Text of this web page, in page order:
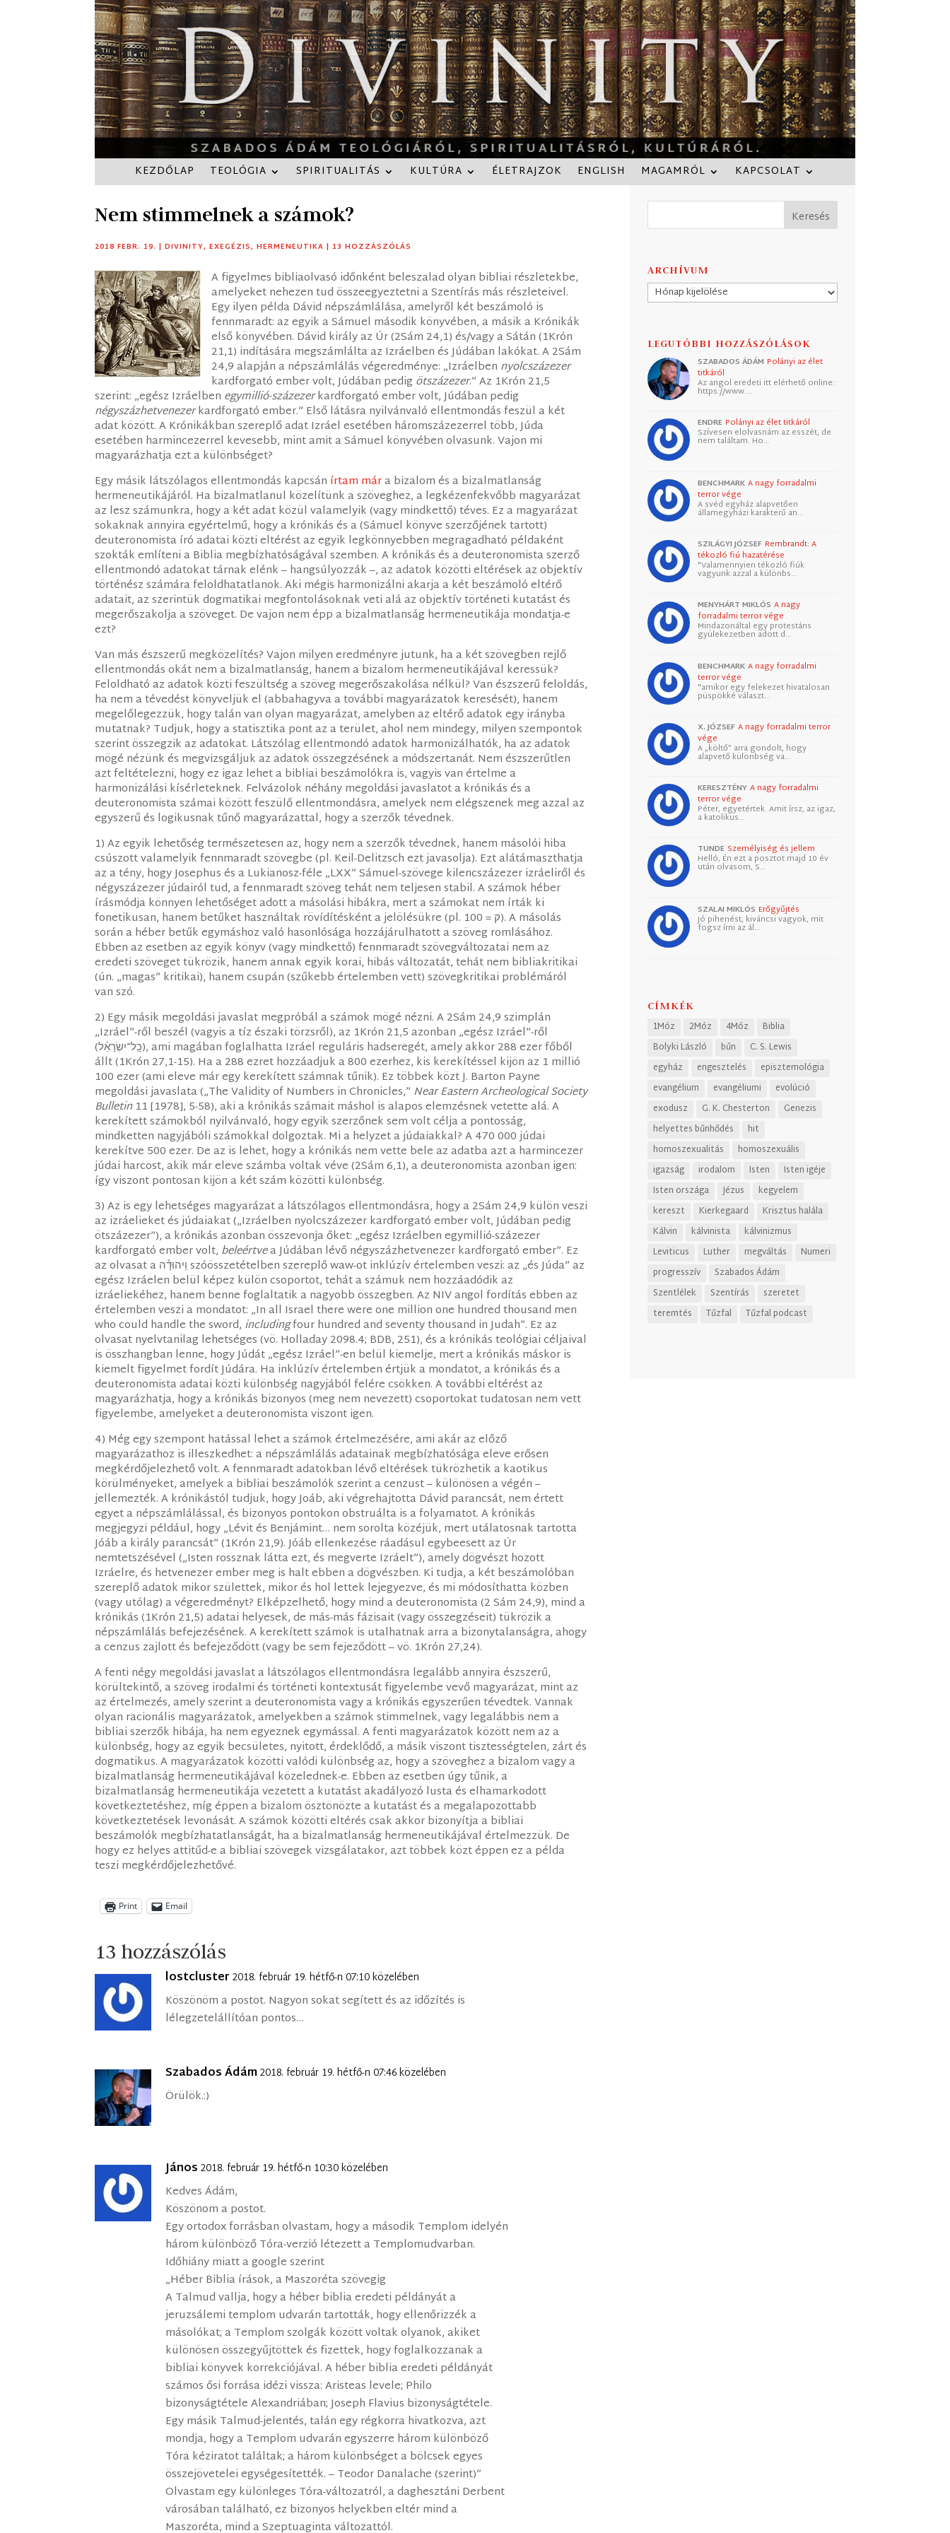
KEZDŐLAP TEOLÓGIA SPIRITUALITÁS KULTÚRA ÉLETRAJZOK ENGLISH MAGAMRÓL KAPCSOLAT
Nem stimmelnek a számok?
2018 FEBR. 19. |DIVINITY,EXEGÉZIS,HERMENEUTIKA | 13 HOZZÁSZÓLÁS
A figyelmes bibliaolvasó időnként beleszalad olyan bibliai részletekbe,
amelyeket nehezen tud összeegyeztetni a Szentírás más részleteivel.
Egy ilyen példa Dávid népszámlálása, amelyről két beszámoló is
fennmaradt: az egyik a Sámuel második könyvében, a másik a Krónikák
első könyvében. Dávid király az Úr (2Sám 24,1) és/vagy a Sátán (1Krón
21,1) indítására megszámlálta az Izráelben és Júdában lakókat. A 2Sám
24,9 alapján a népszámlálás végeredménye: „Izráelben nyolcszázezer
kardforgató ember volt, Júdában pedigötszázezer.” Az 1Krón 21,5
szerint: „egész Izráelben egymillió-százezerkardforgató ember volt, Júdában pedig
négyszázhetvenezerkardforgató ember.” Első látásra nyilvánvaló ellentmondás feszül a két
adat között. A Krónikákban szereplő adat Izráel esetében háromszázezerrel több, Júda
esetében harmincezerrel kevesebb, mint amit a Sámuel könyvében olvasunk. Vajon mi
magyarázhatja ezt a különbséget?
Egy másik látszólagos ellentmondás kapcsán írtam mára bizalom és a bizalmatlanság
hermeneutikájáról. Ha bizalmatlanul közelítünk a szöveghez, a legkézenfekvőbb magyarázat
az lesz számunkra, hogy a két adat közül valamelyik (vagy mindkettő) téves. Ez a magyarázat
sokaknak annyira egyértelmű, hogy a krónikás és a (Sámuel könyve szerzőjének tartott)
deuteronomista író adatai közti eltérést az egyik legkönnyebben megragadható példaként
szokták említeni a Biblia megbízhatóságával szemben. A krónikás és a deuteronomista szerző
ellentmondó adatokat tárnak elénk – hangsúlyozzák –, az adatok közötti eltérések az objektív
történész számára feloldhatatlanok. Aki mégis harmonizálni akarja a két beszámoló eltérő
adatait, az szerintük dogmatikai megfontolásoknak veti alá az objektív történeti kutatást és
megerőszakolja a szöveget. De vajon nem épp a bizalmatlanság hermeneutikája mondatja-e
ezt?
Van más észszerű megközelítés? Vajon milyen eredményre jutunk, ha a két szövegben rejlő
ellentmondás okát nem a bizalmatlanság, hanem a bizalom hermeneutikájával keressük?
Feloldható az adatok közti feszültség a szöveg megerőszakolása nélkül? Van észszerű feloldás,
ha nem a tévedést könyveljük el (abbahagyva a további magyarázatok keresését), hanem
megelőlegezzük, hogy talán van olyan magyarázat, amelyben az eltérő adatok egy irányba
mutatnak? Tudjuk, hogy a statisztika pont az a terület, ahol nem mindegy, milyen szempontok
szerint összegzik az adatokat. Látszólag ellentmondó adatok harmonizálhatók, ha az adatok
mögé nézünk és megvizsgáljuk az adatok összegzésének a módszertanát. Nem észszerűtlen
azt feltételezni, hogy ez igaz lehet a bibliai beszámolókra is, vagyis van értelme a
harmonizálási kísérleteknek. Felvázolok néhány megoldási javaslatot a krónikás és a
deuteronomista számai között feszülő ellentmondásra, amelyek nem elégszenek meg azzal az
egyszerű és logikusnak tűnő magyarázattal, hogy a szerzők tévednek.
1) Az egyik lehetőség természetesen az, hogy nem a szerzők tévednek, hanem másolói hiba
csúszott valamelyik fennmaradt szövegbe (pl. Keil-Delitzsch ezt javasolja). Ezt alátámaszthatja
az a tény, hogy Josephus és a Lukianosz-féle „LXX” Sámuel-szövege kilencszázezer izráeliről és
négyszázezer júdairól tud, a fennmaradt szöveg tehát nem teljesen stabil. A számok héber
írásmódja könnyen lehetőséget adott a másolási hibákra, mert a számokat nem írták ki
fonetikusan, hanem betűket használtak rövídítésként a jelölésükre (pl. 100 = ק). A másolás
során a héber betűk egymáshoz való hasonlósága hozzájárulhatott a szöveg romlásához.
Ebben az esetben az egyik könyv (vagy mindkettő) fennmaradt szövegváltozatai nem az
eredeti szöveget tükrözik, hanem annak egyik korai, hibás változatát, tehát nem bibliakritikai
(ún. „magas” kritikai), hanem csupán (szűkebb értelemben vett) szövegkritikai problémáról
van szó.
2) Egy másik megoldási javaslat megpróbál a számok mögé nézni. A 2Sám 24,9 szimplán
„Izráel”-ről beszél (vagyis a tíz északi törzsről), az 1Krón 21,5 azonban „egész Izráel”-ről
(כָֽל־יִשְׂרָאֵ֡ל), ami magában foglalhatta Izráel reguláris hadseregét, amely akkor 288 ezer főből
állt (1Krón 27,1-15). Ha a 288 ezret hozzáadjuk a 800 ezerhez, kis kerekítéssel kijön az 1 millió
100 ezer (ami eleve már egy kerekített számnak tűnik). Ez többek közt J. Barton Payne
megoldási javaslata („The Validity of Numbers in Chronicles,” Near Eastern Archeological Society
Bulletin11 [1978], 5-58), aki a krónikás számait máshol is alapos elemzésnek vetette alá. A
kerekített számokból nyilvánvaló, hogy egyik szerzőnek sem volt célja a pontosság,
mindketten nagyjábóli számokkal dolgoztak. Mi a helyzet a júdaiakkal? A 470 000 júdai
kerekítve 500 ezer. De az is lehet, hogy a krónikás nem vette bele az adatba azt a harmincezer
júdai harcost, akik már eleve számba voltak véve (2Sám 6,1), a deuteronomista azonban igen:
így viszont pontosan kijön a két szám közötti különbség.
3) Az is egy lehetséges magyarázat a látszólagos ellentmondásra, hogy a 2Sám 24,9 külön veszi
az izráelieket és júdaiakat („Izráelben nyolcszázezer kardforgató ember volt, Júdában pedig
ötszázezer”), a krónikás azonban összevonja őket: „egész Izráelben egymillió-százezer
kardforgató ember volt, beleértvea Júdában lévő négyszázhetvenezer kardforgató ember”. Ez
az olvasat a וִֽיהוּדָ֕ה szóösszetételben szereplő waw-ot inklúzív értelemben veszi: az „és Júda” az
egész Izráelen belül képez külön csoportot, tehát a számuk nem hozzáadódik az
izráeliekéhez, hanem benne foglaltatik a nagyobb összegben. Az NIV angol fordítás ebben az
értelemben veszi a mondatot: „In all Israel there were one million one hundred thousand men
who could handle the sword, includingfour hundred and seventy thousand in Judah”. Ez az
olvasat nyelvtanilag lehetséges (vö. Holladay 2098.4; BDB, 251), és a krónikás teológiai céljaival
is összhangban lenne, hogy Júdát „egész Izráel”-en belül kiemelje, mert a krónikás máskor is
kiemelt figyelmet fordít Júdára. Ha inklúzív értelemben értjük a mondatot, a krónikás és a
deuteronomista adatai közti különbség nagyjából felére csökken. A további eltérést az
magyarázhatja, hogy a krónikás bizonyos (meg nem nevezett) csoportokat tudatosan nem vett
figyelembe, amelyeket a deuteronomista viszont igen.
4) Még egy szempont hatással lehet a számok értelmezésére, ami akár az előző
magyarázathoz is illeszkedhet: a népszámlálás adatainak megbízhatósága eleve erősen
megkérdőjelezhető volt. A fennmaradt adatokban lévő eltérések tükrözhetik a kaotikus
körülményeket, amelyek a bibliai beszámolók szerint a cenzust – különösen a végén –
jellemezték. A krónikástól tudjuk, hogy Joáb, aki végrehajtotta Dávid parancsát, nem értett
egyet a népszámlálással, és bizonyos pontokon obstruálta is a folyamatot. A krónikás
megjegyzi például, hogy „Lévit és Benjámint… nem sorolta közéjük, mert utálatosnak tartotta
Jóáb a király parancsát” (1Krón 21,9). Jóáb ellenkezése ráadásul egybeesett az Úr
nemtetszésével („Isten rossznak látta ezt, és megverte Izráelt”), amely dögvészt hozott
Izráelre, és hetvenezer ember meg is halt ebben a dögvészben. Ki tudja, a két beszámolóban
szereplő adatok mikor születtek, mikor és hol lettek lejegyezve, és mi módosíthatta közben
(vagy utólag) a végeredményt? Elképzelhető, hogy mind a deuteronomista (2 Sám 24,9), mind a
krónikás (1Krón 21,5) adatai helyesek, de más-más fázisait (vagy összegzéseit) tükrözik a
népszámlálás befejezésének. A kerekített számok is utalhatnak arra a bizonytalanságra, ahogy
a cenzus zajlott és befejeződött (vagy be sem fejeződött – vö. 1Krón 27,24).
A fenti négy megoldási javaslat a látszólagos ellentmondásra legalább annyira észszerű,
körültekintő, a szöveg irodalmi és történeti kontextusát figyelembe vevő magyarázat, mint az
az értelmezés, amely szerint a deuteronomista vagy a krónikás egyszerűen tévedtek. Vannak
olyan racionális magyarázatok, amelyekben a számok stimmelnek, vagy legalábbis nem a
bibliai szerzők hibája, ha nem egyeznek egymással. A fenti magyarázatok között nem az a
különbség, hogy az egyik becsületes, nyitott, érdeklődő, a másik viszont tisztességtelen, zárt és
dogmatikus. A magyarázatok közötti valódi különbség az, hogy a szöveghez a bizalom vagy a
bizalmatlanság hermeneutikájával közelednek-e. Ebben az esetben úgy tűnik, a
bizalmatlanság hermeneutikája vezetett a kutatást akadályozó lusta és elhamarkodott
következtetéshez, míg éppen a bizalom ösztönözte a kutatást és a megalapozottabb
következtetések levonását. A számok közötti eltérés csak akkor bizonyítja a bibliai
beszámolók megbízhatatlanságát, ha a bizalmatlanság hermeneutikájával értelmezzük. De
hogy ez helyes attitűd-e a bibliai szövegek vizsgálatakor, azt többek közt éppen ez a példa
teszi megkérdőjelezhetővé.
Print Email
13 hozzászólás
lostcluster 2018. február 19. hétfő-n 07:10 közelében
Köszönöm a postot. Nagyon sokat segített és az időzítés is
lélegzetelállítóan pontos…
Szabados Ádám2018. február 19. hétfő-n 07:46 közelében
Örülök.:)
János 2018. február 19. hétfő-n 10:30 közelében
Kedves Ádám,
Köszönom a postot.
Egy ortodox forrásban olvastam, hogy a második Templom idelyén
három különböző Tóra-verzió létezett a Templomudvarban.
Időhiány miatt a google szerint
„Héber Biblia írások, a Maszoréta szövegig
A Talmud vallja, hogy a héber biblia eredeti példányát a
jeruzsálemi templom udvarán tartották, hogy ellenőrizzék a
másolókat; a Templom szolgák között voltak olyanok, akiket
különösen összegyűjtöttek és fizettek, hogy foglalkozzanak a
bibliai könyvek korrekciójával. A héber biblia eredeti példányát
számos ősi forrása idézi vissza: Aristeas levele; Philo
bizonyságtétele Alexandriában; Joseph Flavius bizonyságtétele.
Egy másik Talmud-jelentés, talán egy régkorra hivatkozva, azt
mondja, hogy a Templom udvarán egyszerre három különböző
Tóra kéziratot találtak; a három különbséget a bölcsek egyes
összejövetelei egységesítették. – Teodor Danalache (szerint)”
Olvastam egy különleges Tóra-változatról, a daghesztáni Derbent
városában található, ez bizonyos helyekben eltér mind a
Maszoréta, mind a Szeptuaginta változattól.
ARCHÍVUM
Archívum
LEGUTÓBBI HOZZÁSZÓLÁSOK
SZABADOS ÁDÁM Polányi az élet
titkáról
Az angol eredeti itt elérhető online:
https://www.…
ENDRE Polányi az élet titkáról
Szívesen elolvasnám az esszét, de
nem találtam. Ho…
BENCHMARK A nagy forradalmi
terror vége
A svéd egyház alapvetően
államegyházi karakterű an…
SZILÁGYI JÓZSEF Rembrandt: A
tékozló fiú hazatérése
"Valamennyien tékozló fiúk
vagyunk azzal a különbs…
MENYHÁRT MIKLÓS A nagy
forradalmi terror vége
Mindazonáltal egy protestáns
gyülekezetben adott d…
BENCHMARK A nagy forradalmi
terror vége
"amikor egy felekezet hivatalosan
püspökké választ…
X. JÓZSEF A nagy forradalmi terror
vége
A „költő” arra gondolt, hogy
alapvető különbség va…
KERESZTÉNY A nagy forradalmi
terror vége
Péter, egyetértek. Amit írsz, az igaz,
a katolikus…
TUNDE Személyiség és jellem
Helló, Én ezt a posztot majd 10 év
után olvasom, S…
SZALAI MIKLÓS Erőgyűjtés
Jó pihenést, kiváncsi vagyok, mit
fogsz írni az ál…
CÍMKÉK
1Móz 2Móz 4Móz
Biblia
Bolyki László
bűn
C. S. Lewis
egyház
engesztelés
episztemológia
evangélium
evangéliumi
evolúció
exodusz
G. K. Chesterton
Genezis
helyettes bűnhődés
hit
homoszexualitás
homoszexuális
igazság
irodalom Isten
Isten igéje
Isten országa
Jézus
kegyelem
kereszt
Kierkegaard
Krisztus halála
Kálvin
kálvinista
kálvinizmus
Leviticus
Luther megváltás
Numeri
progresszív
Szabados Ádám
Szentlélek
Szentírás
szeretet
teremtés
Tűzfal Tűzfal podcast